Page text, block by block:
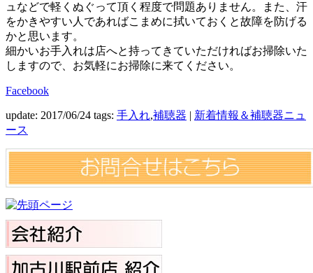
ュなどで軽くぬぐって頂く程度で問題ありません。また、汗
をかきやすい人であればこまめに拭いておくと故障を防げる
かと思います。
細かいお手入れは店へと持ってきていただければお掃除いた
しますので、お気軽にお掃除に来てください。
Facebook
update: 2017/06/24 tags: 手入れ,補聴器 | 新着情報＆補聴器ニュ
ース